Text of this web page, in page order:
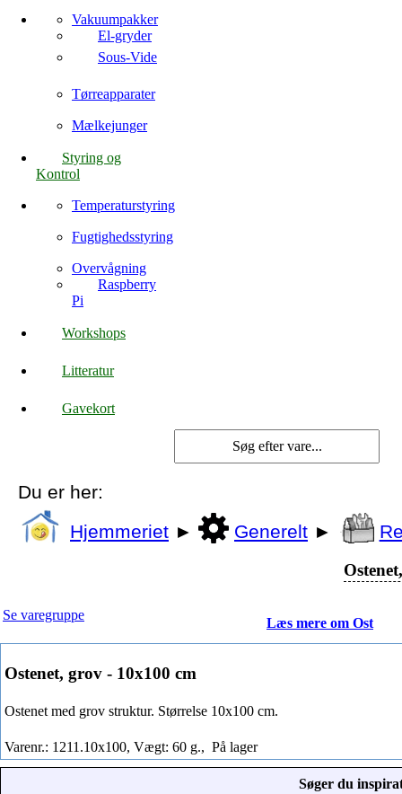
Vakuumpakker
El-gryder
Sous-Vide
Tørreapparater
Mælkejunger
Styring og
Kontrol
Temperaturstyring
Fugtighedsstyring
Overvågning
Raspberry
Pi
Workshops
Litteratur
Gavekort
Du er her:
Hjemmeriet ► Generelt ►
Se varegruppe
Læs mere om Ost
Ostenet, grov - 10x100 cm
Ostenet med grov struktur. Størrelse 10x100 cm.
Varenr.: 1211.10x100, Vægt: 60 g., På lager
Søger du